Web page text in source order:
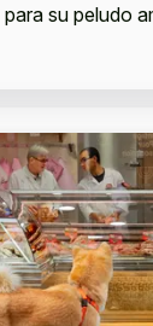
su peludo